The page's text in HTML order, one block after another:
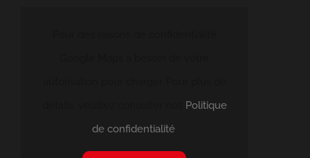
Politique
de confidentialité.